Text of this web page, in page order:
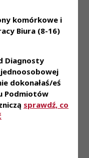
komórkowe i
Biura (8-16)
Diagnosty
dokonałaś/eś
Podmiotów
sprawdź, co
technologii
przypadkami
przestrzeni
dnia
w Piasecznie, ul.